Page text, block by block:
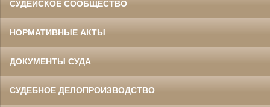
СУДЕЙСКОЕ СООБЩЕСТВО
НОРМАТИВНЫЕ АКТЫ
ДОКУМЕНТЫ СУДА
СУДЕБНОЕ ДЕЛОПРОИЗВОДСТВО